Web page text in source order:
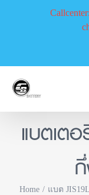
แบตเต
Home แบต JIS19L